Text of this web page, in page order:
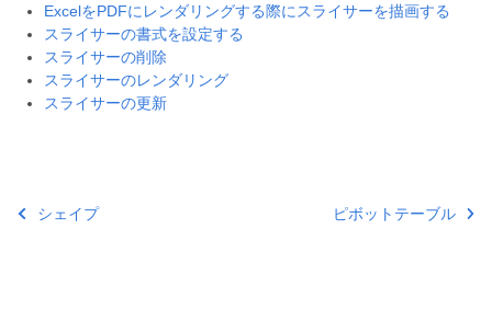
ExcelをPDFにレンダリングする際にスライサーを描画する
スライサーの書式を設定する
スライサーの削除
スライサーのレンダリング
スライサーの更新
シェイプ ピボットテーブル